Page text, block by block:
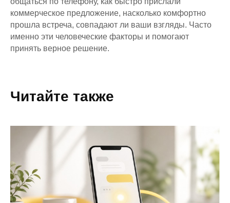
коммерческое предложение, насколько комфортно
прошла встреча, совпадают ли ваши взгляды. Часто
именно эти человеческие факторы и помогают
принять верное решение.
Читайте также